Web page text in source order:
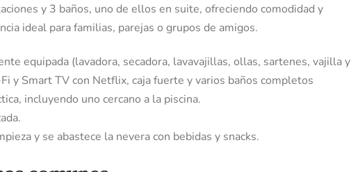
y 3 baños, uno de ellos en suite, ofreciendo comodidad y
ideal para familias, parejas o grupos de amigos.
equipada (lavadora, secadora, lavavajillas, ollas, sartenes, vajilla y
y Smart TV con Netflix, caja fuerte y varios baños completos
incluyendo uno cercano a la piscina.
y se abastece la nevera con bebidas y snacks.